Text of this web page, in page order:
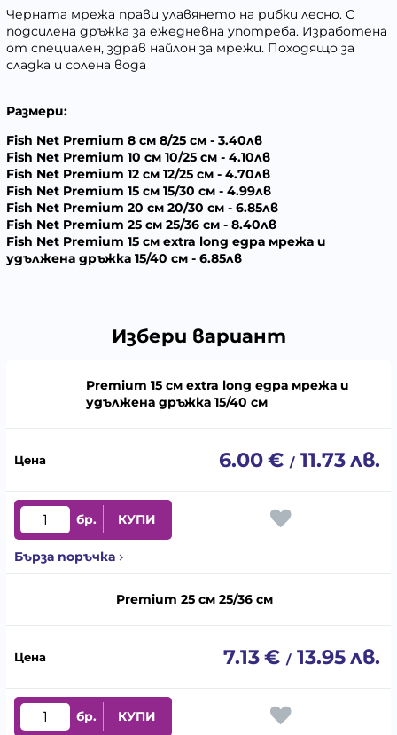
Черната мрежа прави улавянето на рибки лесно. С
подсилена дръжка за ежедневна употреба. Изработена
от специален, здрав найлон за мрежи. Походящо за
сладка и солена вода
Размери:
Fish Net Premium 8 см 8/25 см - 3.40лв
Fish Net Premium 10 см 10/25 см - 4.10лв
Fish Net Premium 12 см 12/25 см - 4.70лв
Fish Net Premium 15 см 15/30 см - 4.99лв
Fish Net Premium 20 см 20/30 см - 6.85лв
Fish Net Premium 25 см 25/36 см - 8.40лв
Fish Net Premium 15 см extra long едра мрежа и
удължена дръжка 15/40 см - 6.85лв
Избери вариант
Premium 15 см extra long едра мрежа и
удължена дръжка 15/40 см
6.00€ / 11.73лв.
бр. КУПИ
Бърза поръчка
Premium 25 см 25/36 см
7.13€ / 13.95лв.
бр. КУПИ